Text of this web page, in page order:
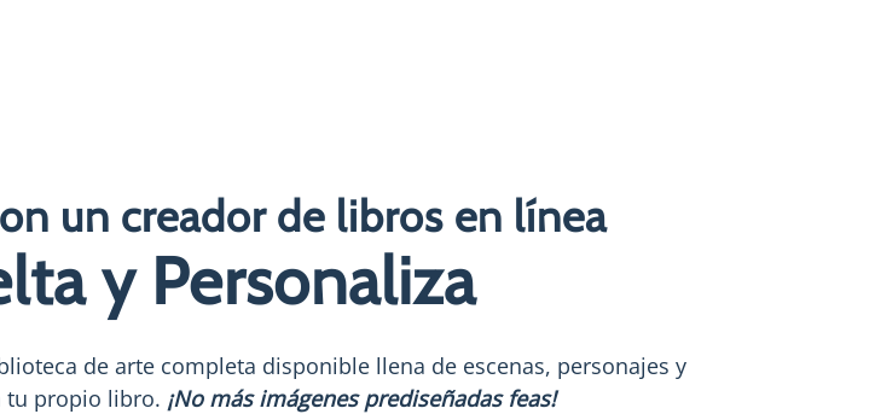
un creador de libros en línea
y Personaliza
de arte completa disponible llena de escenas, personajes y
tu propio libro. ¡No más imágenes prediseñadas feas!